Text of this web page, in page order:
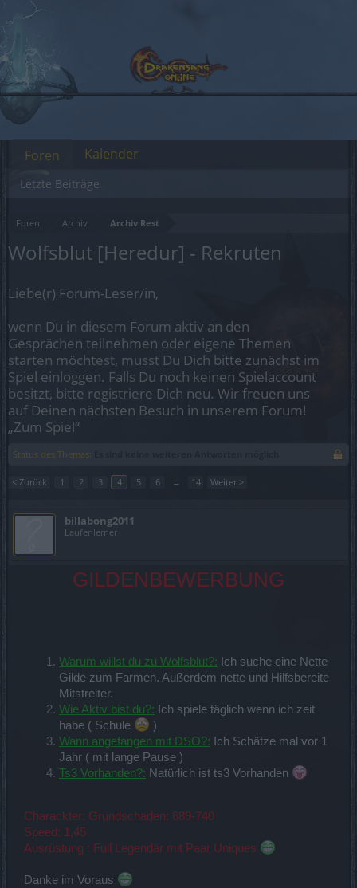
Foren Archiv Archiv Rest
Wolfsblut [Heredur] - Rekruten
Liebe(r) Forum-Leser/in,
wenn Du in diesem Forum aktiv an den
Gesprächen teilnehmen oder eigene Themen
starten möchtest, musst Du Dich bitte zunächst im
Spiel einloggen. Falls Du noch keinen Spielaccount
besitzt, bitte registriere Dich neu. Wir freuen uns
auf Deinen nächsten Besuch in unserem Forum!
„Zum Spiel“
Status des Themas:
< Zurück 1 2 3 4 5 6 → 14 Weiter >
billabong2011
Laufenlerner
GILDENBEWERBUNG
Warum willst du zu Wolfsblut?:
Ich suche eine Nette
Gilde zum Farmen. Außerdem nette und Hilfsbereite
Mitstreiter.
Wie Aktiv bist du?:
Ich spiele täglich wenn ich zeit
habe ( Schule
)
Wann angefangen mit DSO?:
Ich Schätze mal vor 1
Jahr ( mit lange Pause )
Ts3 Vorhanden?: Natürlich ist ts3 Vorhanden
Charackter: Grundschaden: 689-740
Speed: 1,45
Ausrüstung : Full Legendär mit Paar Uniques
Danke im Voraus
Foren
Letzte Beiträge
Kalender